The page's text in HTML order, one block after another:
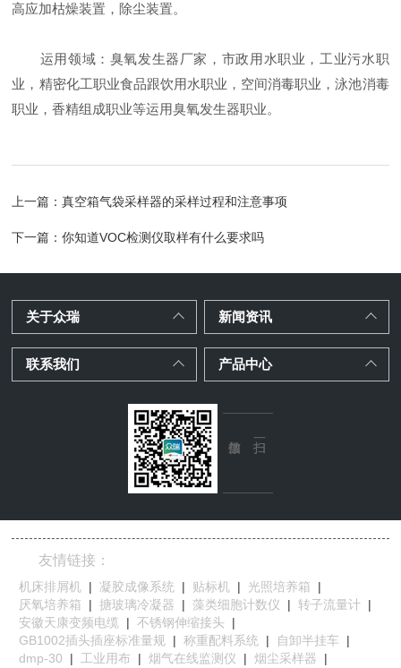
高应加枯燥装置，除尘装置。
运用领域：臭氧发生器厂家，市政用水职业，工业污水职
业，精密化工职业食品跟饮用水职业，空间消毒职业，泳池消毒
职业，香精组成职业等运用臭氧发生器职业。
上一篇：真空箱气袋采样器的采样过程和注意事项
下一篇：你知道VOC检测仪取样有什么要求吗
关于众瑞 新闻资讯
联系我们 产品中心
友情链接：
机床排屑机 | 凝胶成像系统 | 贴标机 | 光照培养箱
|
厌氧培养箱
| 搪玻璃冷凝器 | 藻类细胞计数仪 | 转子流量计 |
安徽天康变频电缆
| 不锈钢伸缩接头
|
GB1002插头插座标准量规 | 称重配料系统 | 自卸半挂车
|
dmp-30
| 工业用布 | 烟气在线监测仪 | 烟尘采样器 |